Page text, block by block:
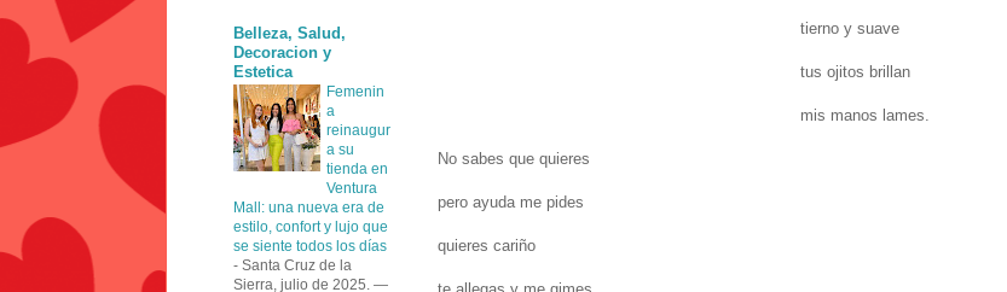
tierno y suave
tus ojitos brillan
mis manos lames.
No sabes que quieres
pero ayuda me pides
quieres cariño
Belleza, Salud,
Decoracion y
Estetica
Femenin
a
reinaugur
a su
tienda en
Ventura
Mall: una nueva era de
estilo, confort y lujo que
se siente todos los días
- Santa Cruz de la
Sierra, julio de 2025. —